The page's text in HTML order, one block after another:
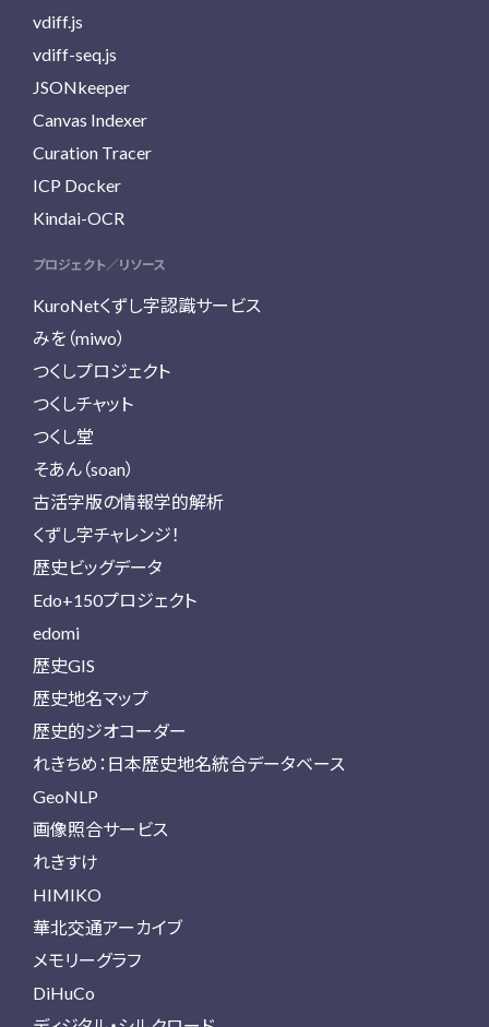
vdiff.js
vdiff-seq.js
JSONkeeper
Canvas Indexer
Curation Tracer
ICP Docker
Kindai-OCR
プロジェクト／リソース
KuroNetくずし字認識サービス
みを（miwo）
つくしプロジェクト
つくしチャット
つくし堂
そあん（soan）
古活字版の情報学的解析
くずし字チャレンジ！
歴史ビッグデータ
Edo+150プロジェクト
edomi
歴史GIS
歴史地名マップ
歴史的ジオコーダー
れきちめ：日本歴史地名統合データベース
GeoNLP
画像照合サービス
れきすけ
HIMIKO
華北交通アーカイブ
メモリーグラフ
DiHuCo